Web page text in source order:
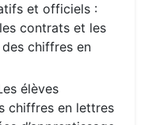
et officiels :
contrats et les
chiffres en
élèves
chiffres en lettres